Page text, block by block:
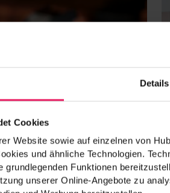
Details
Cookies
Website sowie auf einzelnen von
und ähnliche Technologien.
grundlegenden Funktionen
unserer Online-Angebote zu